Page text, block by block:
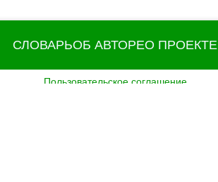
СЛОВАРЬОБ АВТОРЕО ПРОЕКТЕ
Пользовательское соглашение